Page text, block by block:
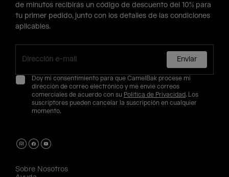
de minutos recibirás un código de descuento del 10% para
tu primer pedido, junto con los detalles de las condiciones
aplicables.
Enviar
Doy mi consentimiento para que CamelBak procese mi
dirección de correo electrónico y me envíe correos
comerciales de acuerdo con su Política de Privacidad. Los
suscriptores pueden cancelar la suscripción en cualquier
momento.
Sobre Nosotros